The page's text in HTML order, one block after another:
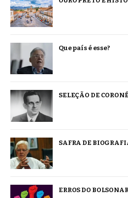
Que país é esse?
SELEÇÃO DE
SAFRA DE
ERROS DO